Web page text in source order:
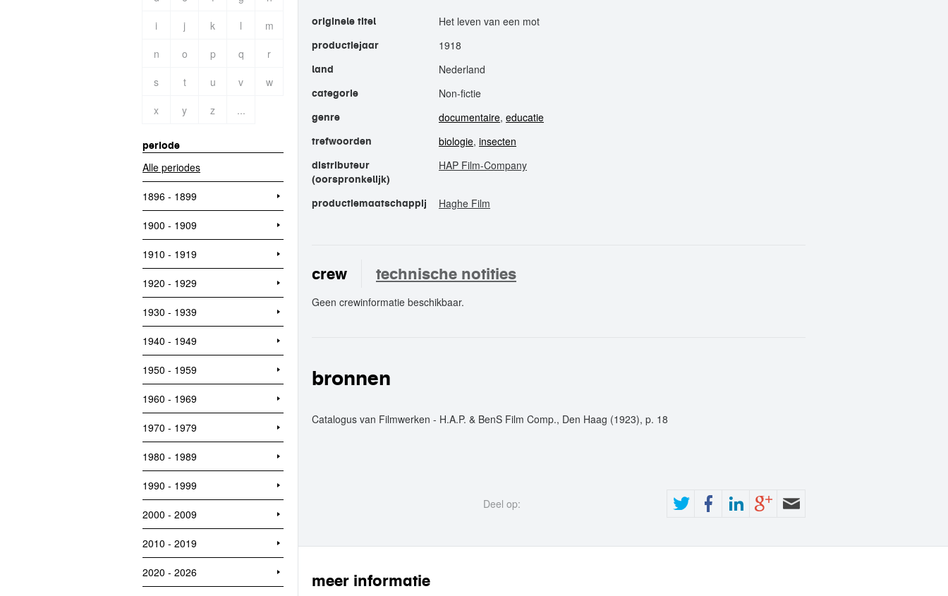
i
j k l
m
n
o p q
r
s
t u v
w
x
y z ...
periode
Alle periodes
1896 - 1899
1900 - 1909
1910 - 1919
1920 - 1929
1930 - 1939
1940 - 1949
1950 - 1959
1960 - 1969
1970 - 1979
1980 - 1989
1990 - 1999
2000 - 2009
2010 - 2019
2020 - 2026
originele titel Het leven van een mot
productiejaar 1918
land Nederland
categorie Non-fictie
genre documentaire, educatie
trefwoorden biologie, insecten
distributeur
(oorspronkelijk)
HAP Film-Company
productiemaatschappij Haghe Film
crew technische notities
Geen crewinformatie beschikbaar.
bronnen
Catalogus van Filmwerken - H.A.P. & BenS Film Comp., Den Haag (1923), p. 18
Deel op:
meer informatie